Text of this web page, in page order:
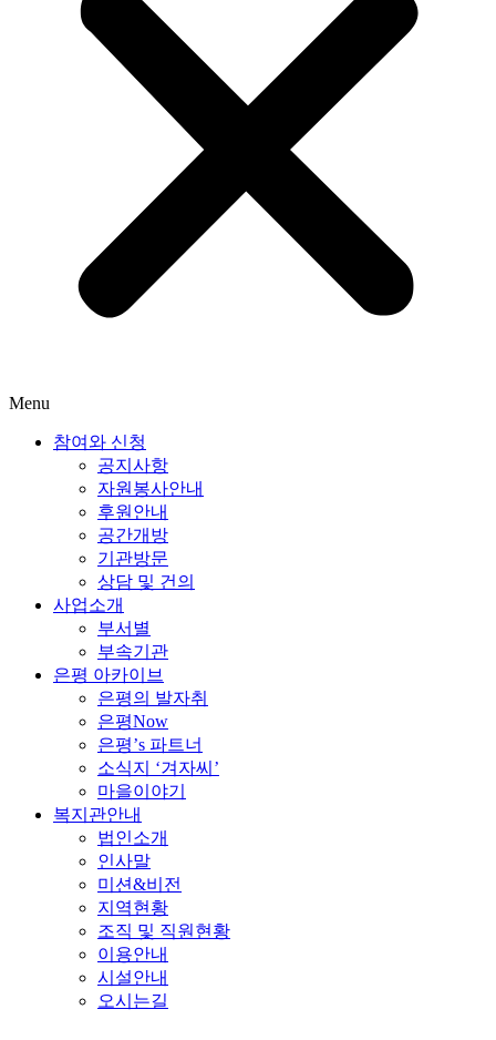
Menu
참여와 신청
공지사항
자원봉사안내
후원안내
공간개방
기관방문
상담 및 건의
사업소개
부서별
부속기관
은평 아카이브
은평의 발자취
은평Now
은평’s 파트너
소식지 ‘겨자씨’
마을이야기
복지관안내
법인소개
인사말
미션&비전
지역현황
조직 및 직원현황
이용안내
시설안내
오시는길